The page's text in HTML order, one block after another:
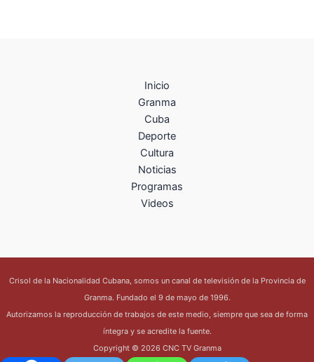
Inicio
Granma
Cuba
Deporte
Cultura
Noticias
Programas
Videos
Crisol de la Nacionalidad Cubana, somos un canal de televisión de la Provincia de
Granma. Fundado el 9 de mayo de 1996.
Autorizamos la reproducción de trabajos de este medio, siempre que sea de forma
íntegra y se acredite la fuente.
Copyright © 2026 CNC TV Granma